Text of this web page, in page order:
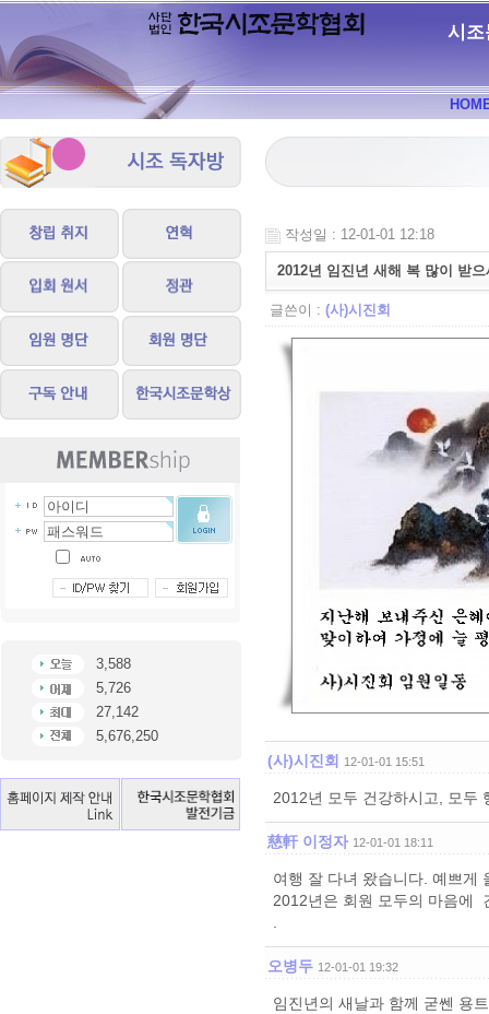
시조
3,588
5,726
27,142
5,676,250
작성일 : 12-01-01 12:18
2012년 임진년 새해 복 많이 받으
글쓴이 : (사)시진회
(사)시진회 12-01-01 15:51
2012년 모두 건강하시고, 모두
慈軒 이정자 12-01-01 18:11
여행 잘 다녀 왔습니다. 예쁘게
2012년은 회원 모두의 마음에
.
오병두 12-01-01 19:32
임진년의 새날과 함께 굳쎈 용